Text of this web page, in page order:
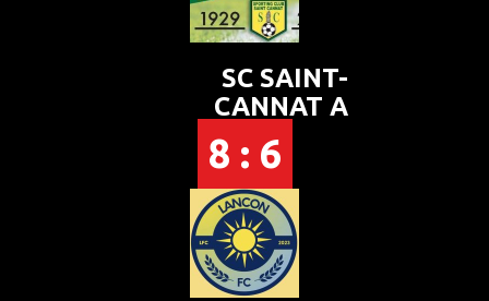
SC SAINT-
CANNAT A
8 : 6